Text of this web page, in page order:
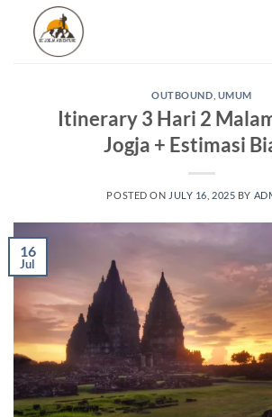
content
OUTBOUND UMUM
Itinerary 3 Hari 2
Jogja + Estimasi
POSTED ON JULY 16, 2025 BY
16
Jul